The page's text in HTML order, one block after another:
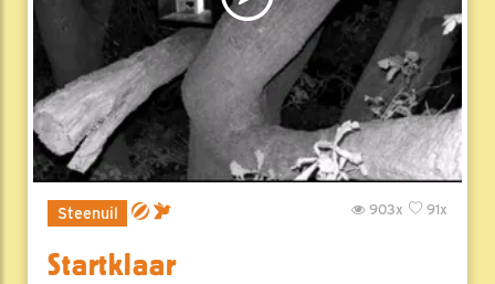
Steenuil 91x
903x
Startklaar